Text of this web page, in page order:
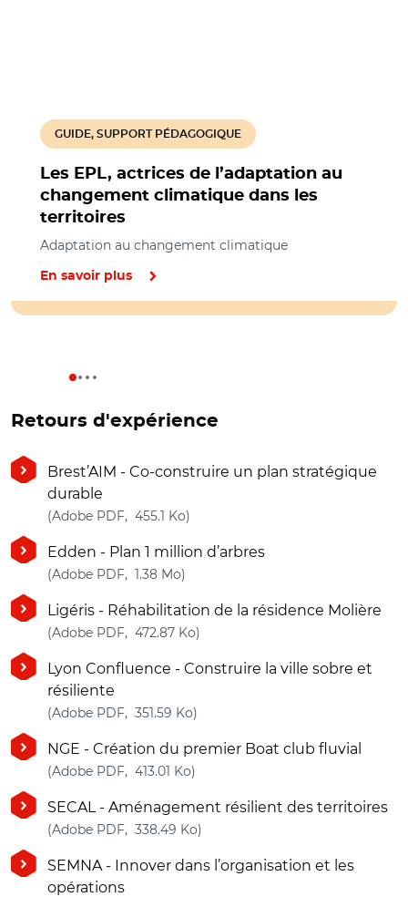
Les EPL, actrices de l’adaptation au
changement climatique dans les
territoires
GUIDE, SUPPORT PÉDAGOGIQUE
Adaptation au changement climatique
En savoir plus
Retours d'expérience
Brest’AIM - Co-construire un plan stratégique
durable
(Adobe PDF, 455.1 Ko)
Edden - Plan 1 million d’arbres
(Adobe PDF, 1.38 Mo)
Ligéris - Réhabilitation de la résidence Molière
(Adobe PDF, 472.87 Ko)
Lyon Confluence - Construire la ville sobre et
résiliente
(Adobe PDF, 351.59 Ko)
NGE - Création du premier Boat club fluvial
(Adobe PDF, 413.01 Ko)
SECAL - Aménagement résilient des territoires
(Adobe PDF, 338.49 Ko)
SEMNA - Innover dans l’organisation et les
opérations